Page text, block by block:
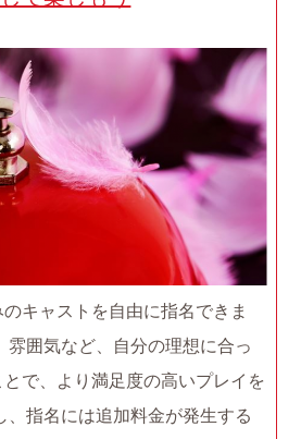
キャストを自由に指名できま
雰囲気など、自分の理想に合っ
で、より満足度の高いプレイを
、指名には追加料金が発生する